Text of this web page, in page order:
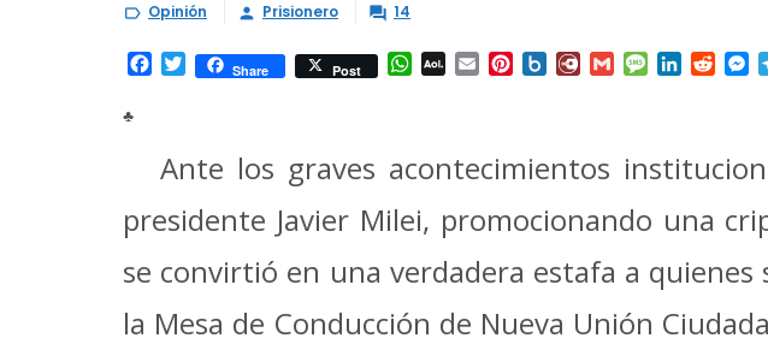
 Opinión  Prisionero  14
Facebook
TwitterShare Post WhatsApp
AOL EmailPinterest
Box.netDiary.Ru
GmailMessage
LinkedIn
♣
Ante los graves acontecimientos
presidente Javier Milei, promocionando una
se convirtió en una verdadera estafa a
la Mesa de Conducción de Nueva Unión